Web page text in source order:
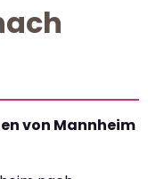
von Mannheim